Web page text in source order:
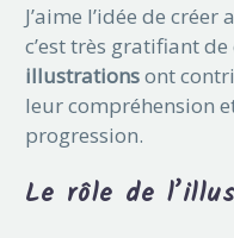
J’aime l’idée de
c’est très gratifiant
illustrationsont
leur compréhension
progression.
Le rôle de